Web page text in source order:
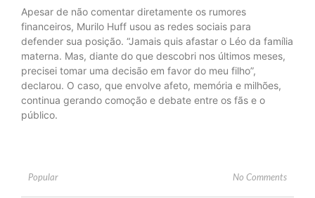
Apesar de não comentar diretamente os rumores
financeiros, Murilo Huff usou as redes sociais para
defender sua posição. “Jamais quis afastar o Léo da família
materna. Mas, diante do que descobri nos últimos meses,
precisei tomar uma decisão em favor do meu filho”,
declarou. O caso, que envolve afeto, memória e milhões,
continua gerando comoção e debate entre os fãs e o
público.
Popular No Comments